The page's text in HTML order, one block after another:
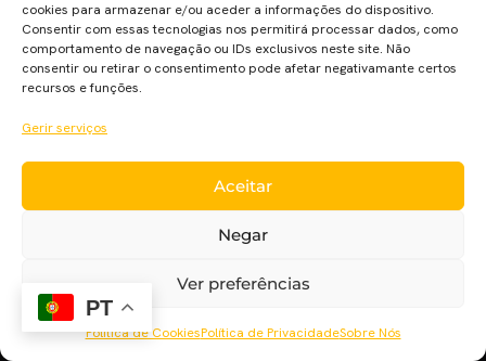
cookies para armazenar e/ou aceder a informações do dispositivo.
Consentir com essas tecnologias nos permitirá processar dados, como
comportamento de navegação ou IDs exclusivos neste site. Não
consentir ou retirar o consentimento pode afetar negativamante certos
recursos e funções.
Gerir serviços
Aceitar
Negar
Ver preferências
Política de CookiesPolítica de PrivacidadeSobre Nós
Um dos jogos mais conhecidos mundialmente (“Minecraft”)
vai ser adaptado aos cinemas. Seguindo a linhagem de
passar para o grande ecrã. A Warner Bros. em parceria com a
Mojang anunciaram que o filme do jogo “Minecraft” vai
mesmo avançar e já tem data de estreia. O […]
PT